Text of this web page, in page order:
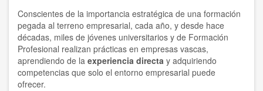
Conscientes de la importancia estratégica de una formación
pegada al terreno empresarial, cada año, y desde hace
décadas, miles de jóvenes universitarios y de Formación
Profesional realizan prácticas en empresas vascas,
aprendiendo de la experiencia directa y adquiriendo
competencias que solo el entorno empresarial puede
ofrecer.